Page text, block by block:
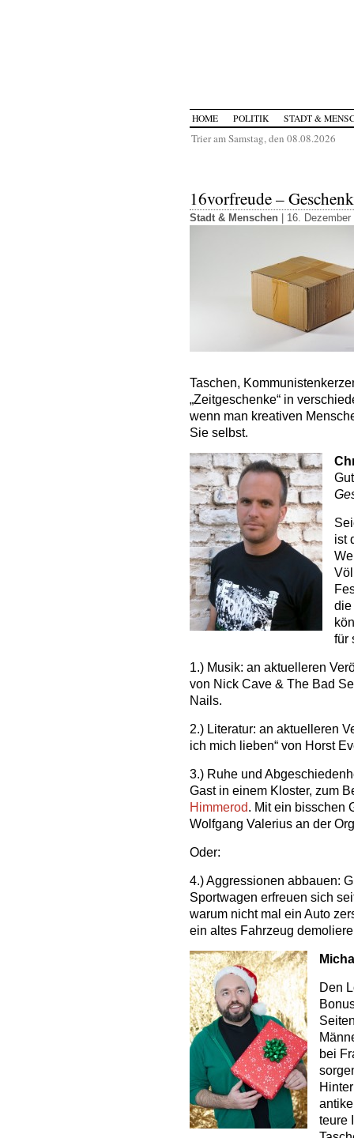
HOME POLITIK STADT &
Trier am Samstag, den 08.08.2026
16vorfreude –
Stadt & Menschen | 16.
Taschen,
„Zeitgeschenke“ in
wenn man kreativen
Sie selbst.
ist
die
für
1.) Musik: an aktuelleren
von Nick Cave & The Bad
Nails.
2.) Literatur: an aktuelleren
ich mich lieben“ von Horst
3.) Ruhe und
Gast in einem Kloster, zum
Himmerod. Mit ein bisschen
Wolfgang Valerius an der
Oder:
4.) Aggressionen abbauen:
Sportwagen erfreuen sich
warum nicht mal ein Auto
ein altes Fahrzeug
Den
bei
teure